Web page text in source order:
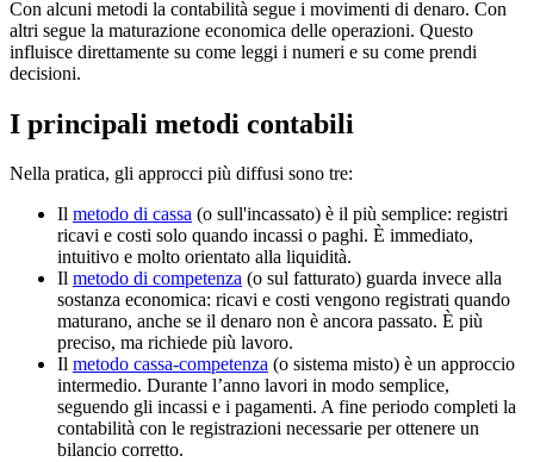
Con alcuni metodi la contabilità segue i movimenti di denaro. Con
altri segue la maturazione economica delle operazioni. Questo
influisce direttamente su come leggi i numeri e su come prendi
decisioni.
I principali metodi contabili
Nella pratica, gli approcci più diffusi sono tre:
Il metodo di cassa (o sull'incassato) è il più semplice: registri
ricavi e costi solo quando incassi o paghi. È immediato,
intuitivo e molto orientato alla liquidità.
Il metodo di competenza (o sul fatturato) guarda invece alla
sostanza economica: ricavi e costi vengono registrati quando
maturano, anche se il denaro non è ancora passato. È più
preciso, ma richiede più lavoro.
Il metodo cassa-competenza (o sistema misto) è un approccio
intermedio. Durante l’anno lavori in modo semplice,
seguendo gli incassi e i pagamenti. A fine periodo completi la
contabilità con le registrazioni necessarie per ottenere un
bilancio corretto.